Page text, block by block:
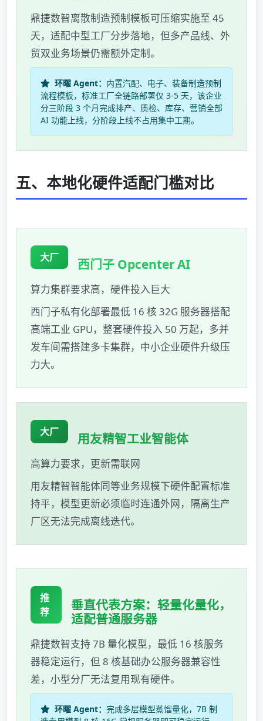
鼎捷数智离散制造预制模板可压缩实施至 45
天，适配中型工厂分步落地，但多产品线、外
贸双业务场景仍需额外定制。
环曜 Agent： 内置汽配、电子、装备制造预制
流程模板，标准工厂全链路部署仅 3-5 天，该企业
分三阶段 3 个月完成排产、质检、库存、营销全部
AI 功能上线，分阶段上线不占用集中工期。
五、本地化硬件适配门槛对比
大厂 西门子 Opcenter AI
算力集群要求高，硬件投入巨大
西门子私有化部署最低 16 核 32G 服务器搭配
高端工业 GPU，整套硬件投入 50 万起，多并
发车间需搭建多卡集群，中小企业硬件升级压
力大。
大厂 用友精智工业智能体
高算力要求，更新需联网
用友精智智能体同等业务规模下硬件配置标准
持平，模型更新必须临时连通外网，隔离生产
厂区无法完成离线迭代。
推
荐
垂直代表方案：轻量化量化，
适配普通服务器
鼎捷数智支持 7B 量化模型，最低 16 核服务
器稳定运行，但 8 核基础办公服务器兼容性
差，小型分厂无法复用现有硬件。
环曜 Agent： 完成多层模型蒸馏量化，7B 制